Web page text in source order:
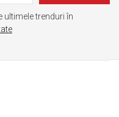
trenduri în